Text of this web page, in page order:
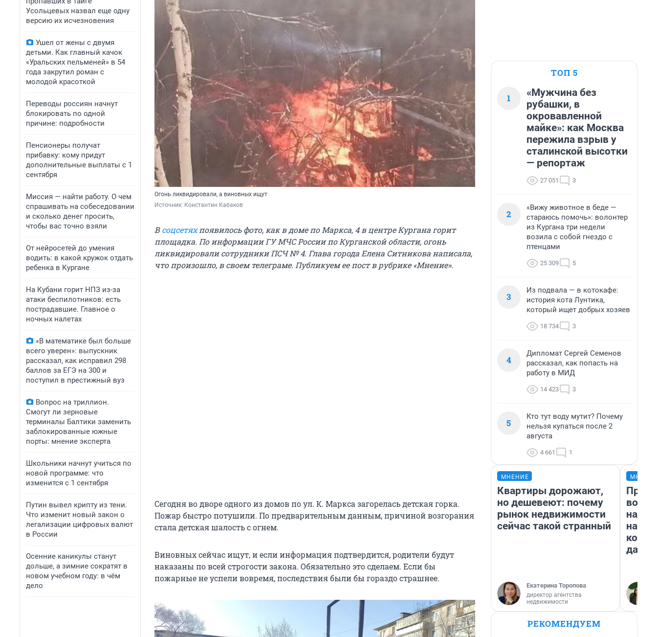
Усольцевых назвал еще одну
версию их исчезновения
Ушел от жены с двумя
детьми. Как главный качок
«Уральских пельменей» в 54
года закрутил роман с
молодой красоткой
Переводы россиян начнут
блокировать по одной
причине: подробности
Пенсионеры получат
прибавку: кому придут
дополнительные выплаты с 1
сентября
Миссия — найти работу. О чем
спрашивать на собеседовании
и сколько денег просить,
чтобы вас точно взяли
От нейросетей до умения
водить: в какой кружок отдать
ребенка в Кургане
На Кубани горит НПЗ из-за
атаки беспилотников: есть
пострадавшие. Главное о
ночных налетах
«В математике был больше
всего уверен»: выпускник
рассказал, как исправил 298
баллов за ЕГЭ на 300 и
поступил в престижный вуз
Вопрос на триллион.
Смогут ли зерновые
терминалы Балтики заменить
заблокированные южные
порты: мнение эксперта
Школьники начнут учиться по
новой программе: что
изменится с 1 сентября
Путин вывел крипту из тени.
Что изменит новый закон о
легализации цифровых валют
в России
Осенние каникулы станут
дольше, а зимние сократят в
новом учебном году: в чём
дело
Огонь ликвидировали, а виновных ищут
Источник: Константин Кабаков
Всоцсетяхпоявилось фото, как в доме по Маркса, 4 в центре Кургана горит
площадка. По информации ГУ МЧС России по Курганской области, огонь
ликвидировали сотрудники ПСЧ № 4. Глава города Елена Ситникова написала,
что произошло, в своем телеграме. Публикуем ее пост в рубрике «Мнение».
Сегодня во дворе одного из домов по ул. К. Маркса загорелась детская горка.
Пожар быстро потушили. По предварительным данным, причиной возгорания
стала детская шалость с огнем.
Виновных сейчас ищут, и если информация подтвердится, родители будут
наказаны по всей строгости закона. Обязательно это сделаем. Если бы
пожарные не успели вовремя, последствия были бы гораздо страшнее.
ТОП 5
1
«Мужчина без
рубашки, в
окровавленной
майке»: как Москва
пережила взрыв у
сталинской высотки
— репортаж
27 051 3
2
«Вижу животное в беде —
стараюсь помочь»: волонтер
из Кургана три недели
возила с собой гнездо с
птенцами
25 309 5
3
Из подвала — в котокафе:
история кота Лунтика,
который ищет добрых хозяев
18 734 3
4
Дипломат Сергей Семенов
рассказал, как попасть на
работу в МИД
14 423 3
5
Кто тут воду мутит? Почему
нельзя купаться после 2
августа
4 661 1
МНЕНИЕ
Квартиры дорожают,
но дешевеют: почему
рынок недвижимости
сейчас такой странный
Екатерина Торопова
директор агентства
недвижимости
нам
даже
РЕКОМЕНДУЕМ